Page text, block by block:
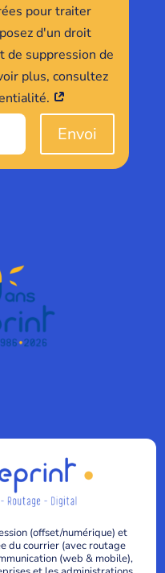
pour traiter
d'un droit
de suppression de
plus, consultez
Envoi
(offset/numérique) et
du courrier (avec routage
(web & mobile),